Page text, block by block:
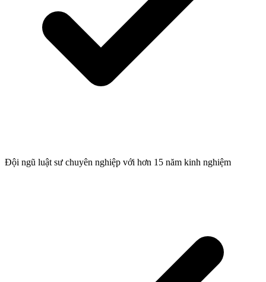
Đội ngũ luật sư chuyên nghiệp với hơn 15 năm kinh nghiệm